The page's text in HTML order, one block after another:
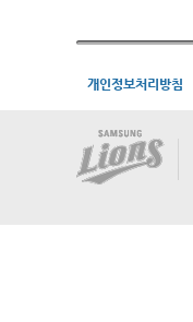
개인정보처리방침